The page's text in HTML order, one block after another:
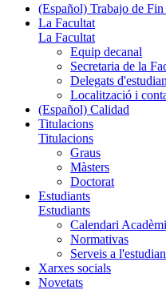
(Español) Trabajo de
La Facultat
La Facultat
Equip decanal
Secretaria de la
Delegats
Localització i
(Español) Calidad
Titulacions
Titulacions
Graus
Màsters
Doctorat
Estudiants
Estudiants
Calendari
Normativas
Serveis a
Xarxes socials
Novetats